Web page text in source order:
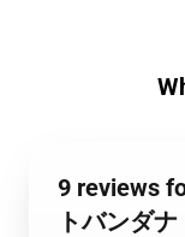
9 reviews
トバンダ